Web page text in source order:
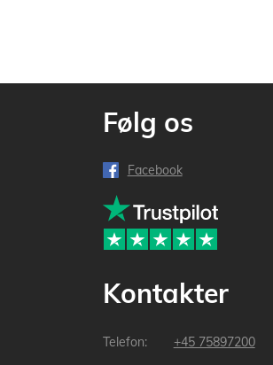
Følg os
Facebook
Kontakter
+45 75897200